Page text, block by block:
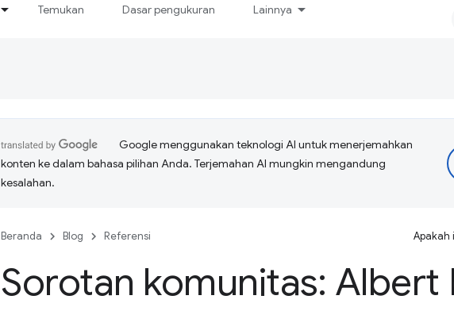
Temukan Dasar pengukuran Lainnya
Google menggunakan teknologi AI untuk menerjemahkan
konten ke dalam bahasa pilihan Anda. Terjemahan AI mungkin mengandung
kesalahan.
Beranda Blog Referensi Apakah
Sorotan komunitas: Albert